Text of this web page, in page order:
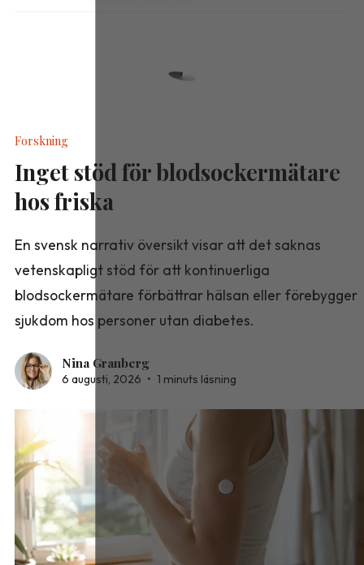
Forskning
Inget stöd för blodsockermätare
hos friska
En svensk narrativ översikt visar att det saknas
vetenskapligt stöd för att kontinuerliga
blodsockermätare förbättrar hälsan eller förebygger
sjukdom hos personer utan diabetes.
Nina Granberg
6 augusti, 2026 • 1 minuts läsning